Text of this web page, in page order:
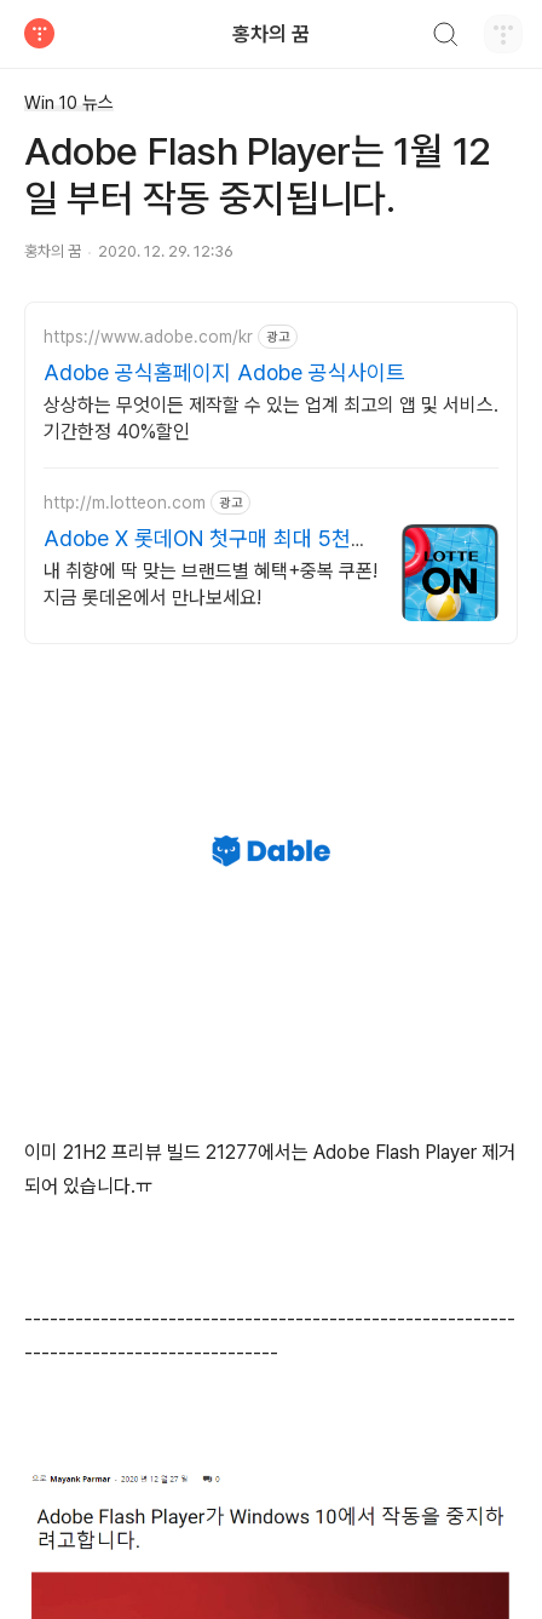
홍차의 꿈
Win 10 뉴스
Adobe Flash Player는 1월 12
일 부터 작동 중지됩니다.
홍차의 꿈 2020. 12. 29. 12:36
https://www.adobe.com/kr 광고
Adobe 공식홈페이지 Adobe 공식사이트
상상하는 무엇이든 제작할 수 있는 업계 최고의 앱 및 서비스.
기간한정 40%할인
http://m.lotteon.com 광고
Adobe X 롯데ON 첫구매 최대 5천원
혜택!
내 취향에 딱 맞는 브랜드별 혜택+중복 쿠폰!
지금 롯데온에서 만나보세요!
이미 21H2 프리뷰 빌드 21277에서는 Adobe Flash Player 제거
되어 있습니다.ㅠ
----------------------------------------------------------
------------------------------